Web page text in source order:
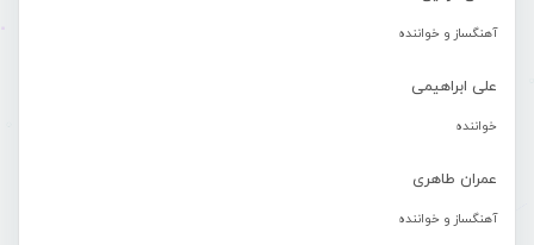
آهنگساز و خواننده
علی ابراهیمی
خواننده
عمران طاهری
آهنگساز و خواننده